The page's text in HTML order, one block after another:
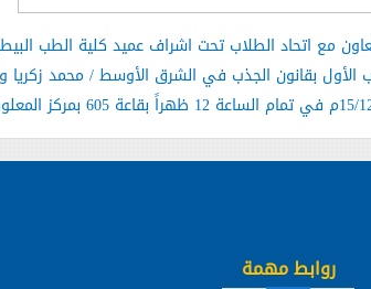
مع اتحاد الطلاب تحت اشراف عميد كلية الطب
الأول بقانون الجذب في الشرق الأوسط / محمد زكريا
روابط مهمة